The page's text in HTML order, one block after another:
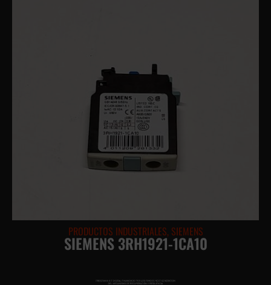
PRODUCTOS INDUSTRIALES, SIEMENS
SIEMENS 3RH1921-1CA10